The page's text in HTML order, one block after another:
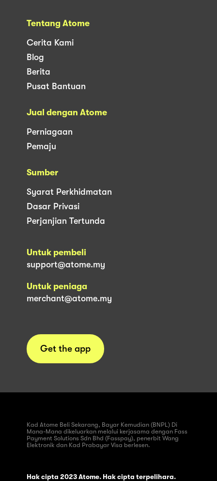
Tentang Atome
Cerita Kami
Blog
Berita
Pusat Bantuan
Jual dengan Atome
Perniagaan
Pemaju
Sumber
Syarat Perkhidmatan
Dasar Privasi
Perjanjian Tertunda
Untuk pembeli
support@atome.my
Untuk peniaga
merchant@atome.my
Get the app
Kad Atome Beli Sekarang, Bayar Kemudian (BNPL) Di
Mana-Mana dikeluarkan melalui kerjasama dengan Fass
Payment Solutions Sdn Bhd (Fasspay), penerbit Wang
Elektronik dan Kad Prabayar Visa berlesen.
Hak cipta 2023 Atome. Hak cipta terpelihara.